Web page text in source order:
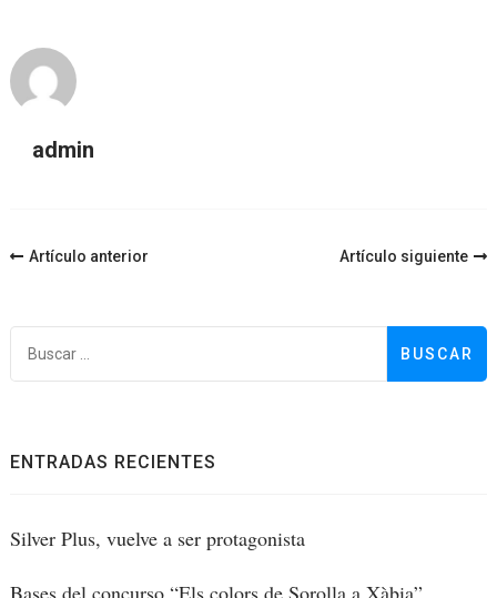
admin
Navegación
Artículo anterior Artículo siguiente
ENTRADAS RECIENTES
Silver Plus, vuelve a ser protagonista
Bases del concurso “Els colors de Sorolla a Xàbia”